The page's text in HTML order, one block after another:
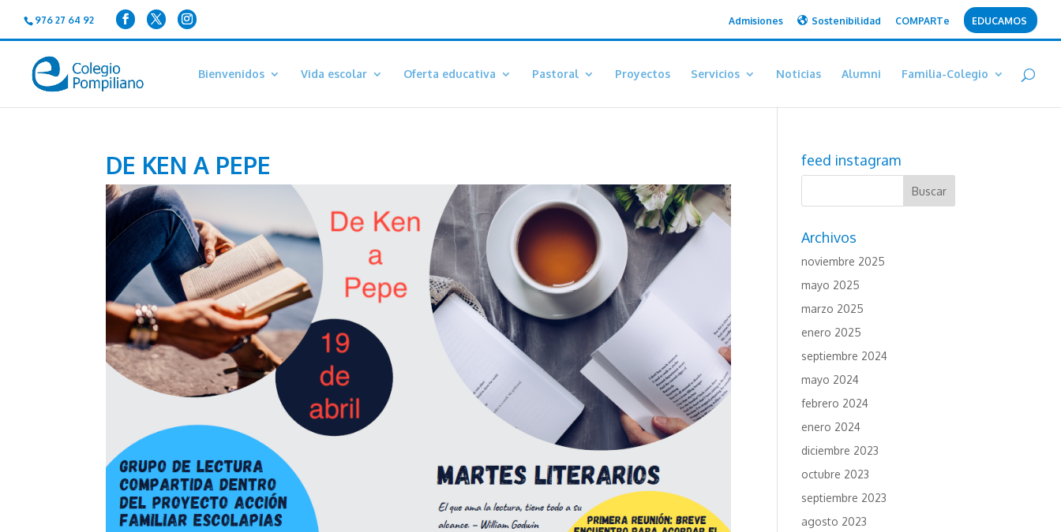
976 27 64 92 Admisiones Sostenibilidad COMPARTe EDUCAMOS
Bienvenidos Vida escolar Oferta educativa Pastoral Proyectos Servicios Noticias Alumni Familia-Colegio
DE KEN A PEPE feed instagram
Archivos
noviembre 2025
mayo 2025
marzo 2025
enero 2025
septiembre 2024
mayo 2024
febrero 2024
enero 2024
diciembre 2023
octubre 2023
septiembre 2023
agosto 2023